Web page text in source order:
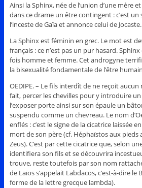
Ainsi la Sphinx, née de l’union d’une mère
dans ce drame un être contingent : c’est un
l’inceste de Gaïa et annonce celui de Jocaste.
La Sphinx est féminin en grec. Le mot est
français : ce n’est pas un pur hasard.
fois homme et femme. Cet androgyne
la bisexualité fondamentale de l’être
OEDIPE. – Le fils interdît de ne reçoit
fait, percer les chevilles pour y introduire
l’exposer porte ainsi sur son épaule un
suspendu comme un chevreau. Le nom
enflés : c’est le signe de la cicatrice laissée
mort de son père (cf. Héphaïstos aux pieds
Zeus). C’est par cette cicatrice que, selon
identifiera son fils et se découvrira
trouve, reste toutefois par son nom
de Laïos s’appelait Labdacos, c’est-à-dire
forme de la lettre grecque lambda).